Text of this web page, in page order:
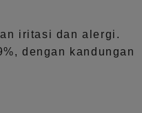
iritasi dan alergi.
dengan kandungan